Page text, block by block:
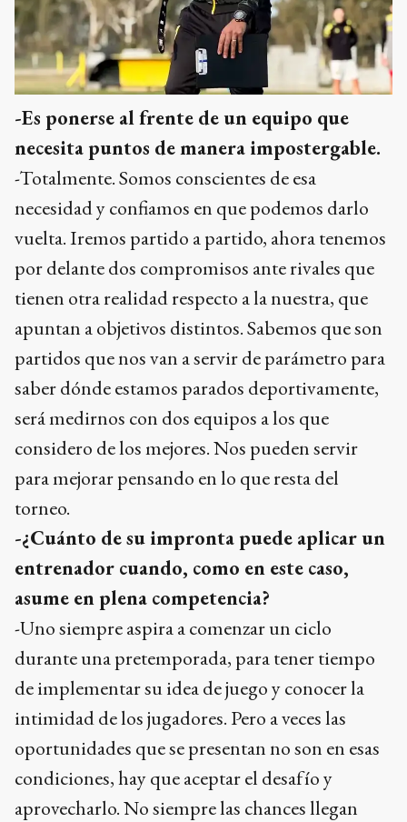
-Es ponerse al frente de un equipo que
necesita puntos de manera impostergable.
-Totalmente. Somos conscientes de esa
necesidad y confiamos en que podemos darlo
vuelta. Iremos partido a partido, ahora tenemos
por delante dos compromisos ante rivales que
tienen otra realidad respecto a la nuestra, que
apuntan a objetivos distintos. Sabemos que son
partidos que nos van a servir de parámetro para
saber dónde estamos parados deportivamente,
será medirnos con dos equipos a los que
considero de los mejores. Nos pueden servir
para mejorar pensando en lo que resta del
torneo.
-¿Cuánto de su impronta puede aplicar un
entrenador cuando, como en este caso,
asume en plena competencia?
-Uno siempre aspira a comenzar un ciclo
durante una pretemporada, para tener tiempo
de implementar su idea de juego y conocer la
intimidad de los jugadores. Pero a veces las
oportunidades que se presentan no son en esas
condiciones, hay que aceptar el desafío y
aprovecharlo. No siempre las chances llegan